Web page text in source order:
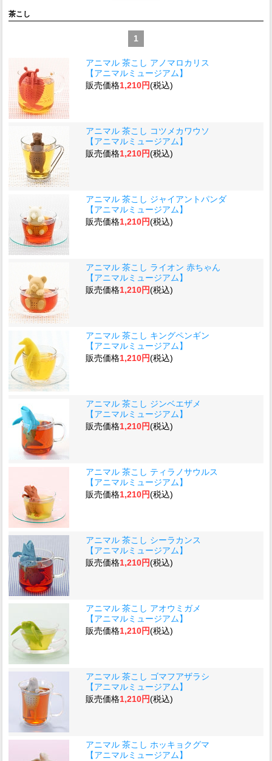
茶こし
1
アニマル 茶こし アノマロカリス
【アニマルミュージアム】
販売価格1,210円(税込)
アニマル 茶こし コツメカワウソ
【アニマルミュージアム】
販売価格1,210円(税込)
アニマル 茶こし ジャイアントパンダ
【アニマルミュージアム】
販売価格1,210円(税込)
アニマル 茶こし ライオン 赤ちゃん
【アニマルミュージアム】
販売価格1,210円(税込)
アニマル 茶こし キングペンギン
【アニマルミュージアム】
販売価格1,210円(税込)
アニマル 茶こし ジンベエザメ
【アニマルミュージアム】
販売価格1,210円(税込)
アニマル 茶こし ティラノサウルス
【アニマルミュージアム】
販売価格1,210円(税込)
アニマル 茶こし シーラカンス
【アニマルミュージアム】
販売価格1,210円(税込)
アニマル 茶こし アオウミガメ
【アニマルミュージアム】
販売価格1,210円(税込)
アニマル 茶こし ゴマフアザラシ
【アニマルミュージアム】
販売価格1,210円(税込)
アニマル 茶こし ホッキョクグマ
【アニマルミュージアム】